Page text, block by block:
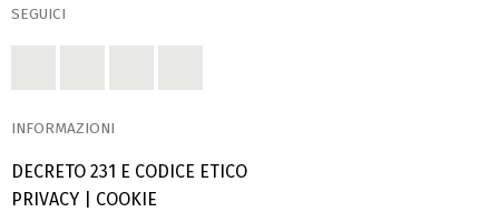
SEGUICI
INFORMAZIONI
DECRETO 231 E CODICE ETICO
PRIVACY
COOKIE